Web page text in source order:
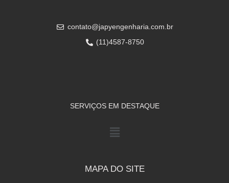
contato@japyengenharia.com.br
(11)4587-8750
SERVIÇOS EM DESTAQUE
MAPA DO SITE